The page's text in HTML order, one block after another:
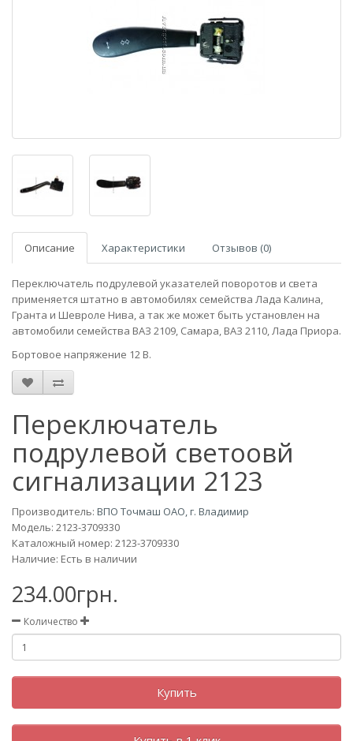
Описание Характеристики Отзывов (0)
Переключатель подрулевой указателей поворотов и света
применяется штатно в автомобилях семейства Лада Калина,
Гранта и Шевроле Нива, а так же может быть установлен на
автомобили семейства ВАЗ 2109, Самара, ВАЗ 2110, Лада Приора.
Бортовое напряжение 12 В.
Переключатель
подрулевой светоовй
сигнализации 2123
Производитель: ВПО Точмаш ОАО, г. Владимир
Модель: 2123-3709330
Каталожный номер: 2123-3709330
Наличие: Есть в наличии
234.00грн.
Количество
Купить